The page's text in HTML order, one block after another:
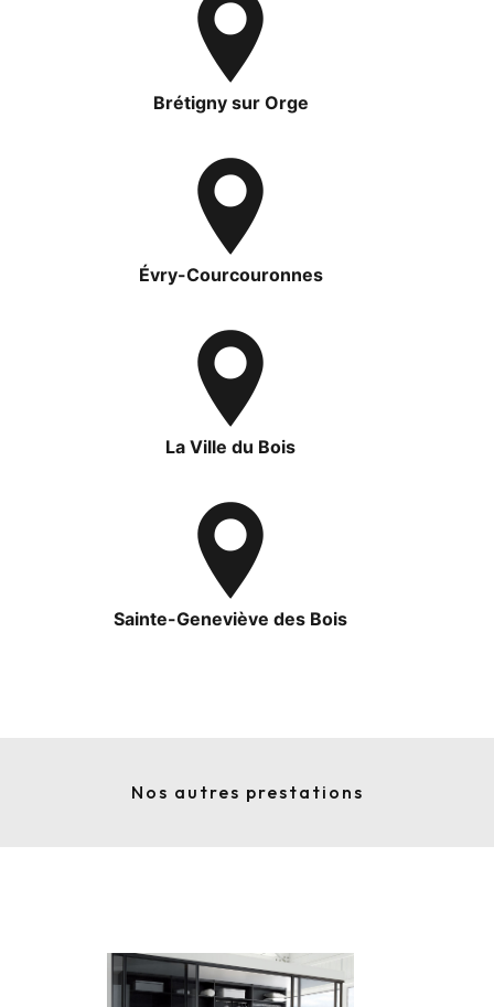
Brétigny sur Orge
Évry-Courcouronnes
La Ville du Bois
Sainte-Geneviève des Bois
Nos autres prestations